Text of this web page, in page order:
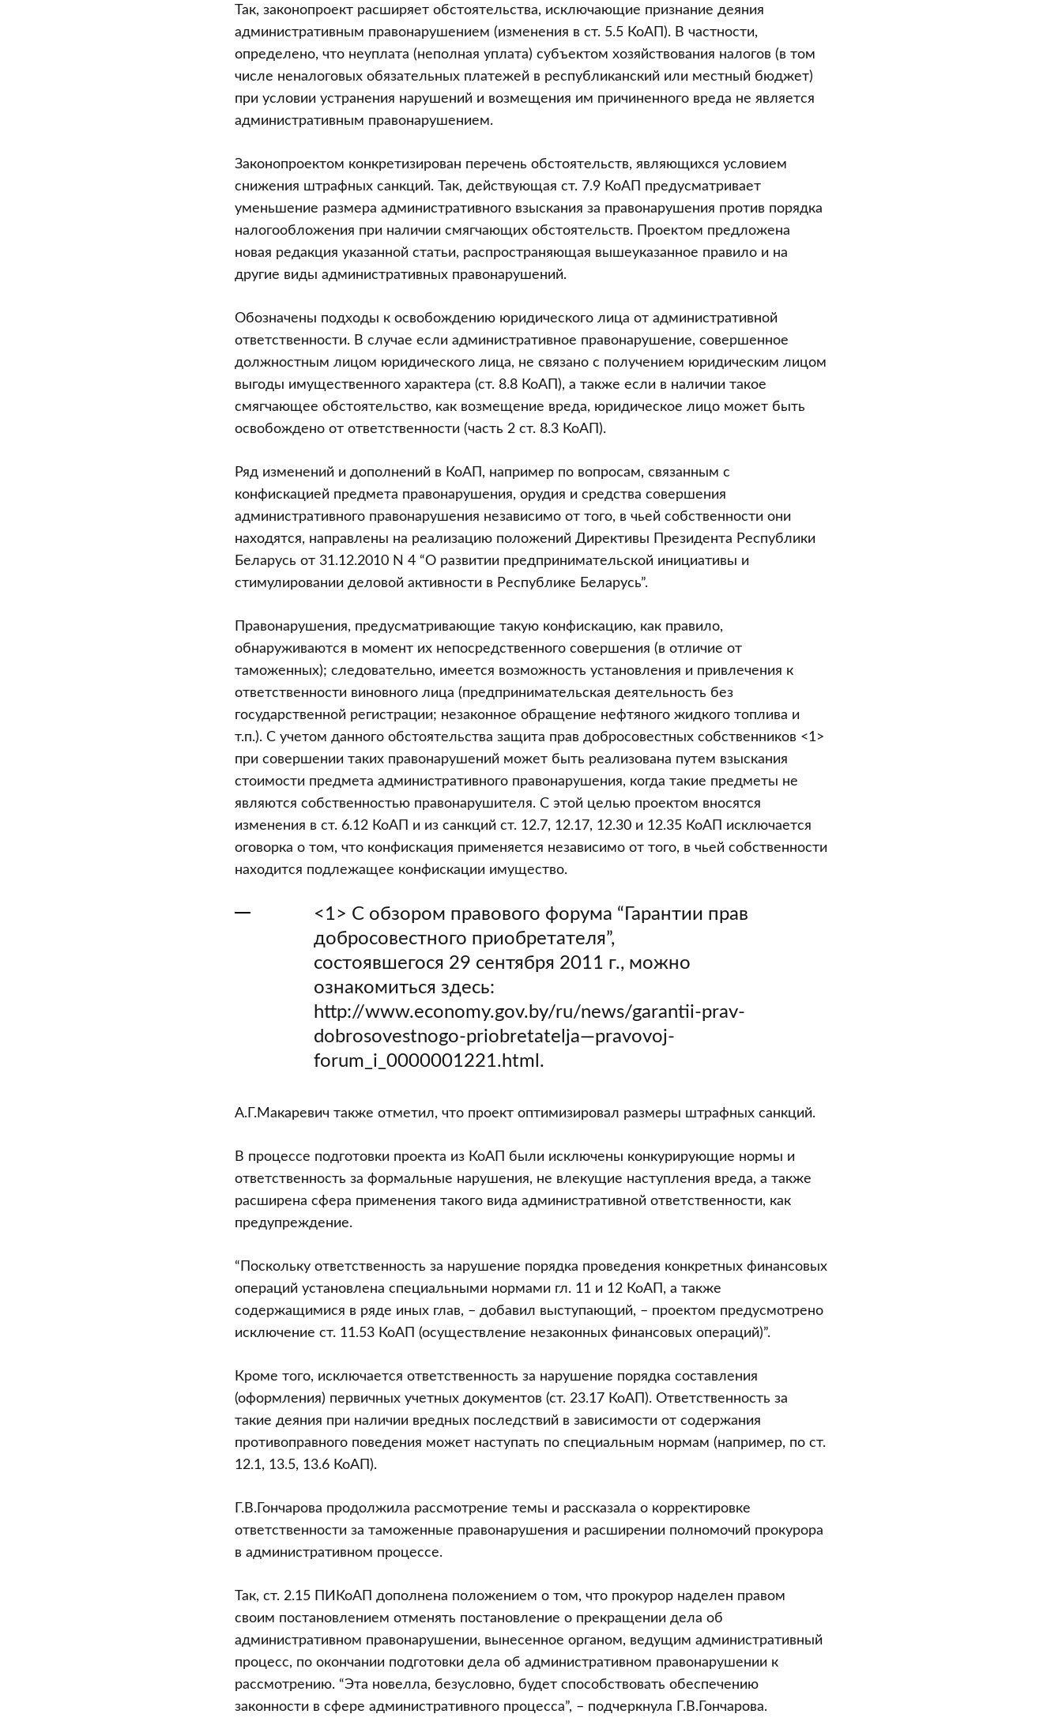
Так, законопроект расширяет обстоятельства, исключающие признание деяния
административным правонарушением (изменения в ст. 5.5 КоАП). В частности,
определено, что неуплата (неполная уплата) субъектом хозяйствования налогов (в том
числе неналоговых обязательных платежей в республиканский или местный бюджет)
при условии устранения нарушений и возмещения им причиненного вреда не является
административным правонарушением.
Законопроектом конкретизирован перечень обстоятельств, являющихся условием
снижения штрафных санкций. Так, действующая ст. 7.9 КоАП предусматривает
уменьшение размера административного взыскания за правонарушения против порядка
налогообложения при наличии смягчающих обстоятельств. Проектом предложена
новая редакция указанной статьи, распространяющая вышеуказанное правило и на
другие виды административных правонарушений.
Обозначены подходы к освобождению юридического лица от административной
ответственности. В случае если административное правонарушение, совершенное
должностным лицом юридического лица, не связано с получением юридическим лицом
выгоды имущественного характера (ст. 8.8 КоАП), а также если в наличии такое
смягчающее обстоятельство, как возмещение вреда, юридическое лицо может быть
освобождено от ответственности (часть 2 ст. 8.3 КоАП).
Ряд изменений и дополнений в КоАП, например по вопросам, связанным с
конфискацией предмета правонарушения, орудия и средства совершения
административного правонарушения независимо от того, в чьей собственности они
находятся, направлены на реализацию положений Директивы Президента Республики
Беларусь от 31.12.2010 N 4 “О развитии предпринимательской инициативы и
стимулировании деловой активности в Республике Беларусь”.
Правонарушения, предусматривающие такую конфискацию, как правило,
обнаруживаются в момент их непосредственного совершения (в отличие от
таможенных); следовательно, имеется возможность установления и привлечения к
ответственности виновного лица (предпринимательская деятельность без
государственной регистрации; незаконное обращение нефтяного жидкого топлива и
т.п.). С учетом данного обстоятельства защита прав добросовестных собственников <1>
при совершении таких правонарушений может быть реализована путем взыскания
стоимости предмета административного правонарушения, когда такие предметы не
являются собственностью правонарушителя. С этой целью проектом вносятся
изменения в ст. 6.12 КоАП и из санкций ст. 12.7, 12.17, 12.30 и 12.35 КоАП исключается
оговорка о том, что конфискация применяется независимо от того, в чьей собственности
находится подлежащее конфискации имущество.
<1> С обзором правового форума “Гарантии прав
добросовестного приобретателя”,
состоявшегося 29 сентября 2011 г., можно
ознакомиться здесь:
http://www.economy.gov.by/ru/news/garantii-prav-
dobrosovestnogo-priobretatelja—pravovoj-
forum_i_0000001221.html.
А.Г.Макаревич также отметил, что проект оптимизировал размеры штрафных санкций.
В процессе подготовки проекта из КоАП были исключены конкурирующие нормы и
ответственность за формальные нарушения, не влекущие наступления вреда, а также
расширена сфера применения такого вида административной ответственности, как
предупреждение.
“Поскольку ответственность за нарушение порядка проведения конкретных финансовых
операций установлена специальными нормами гл. 11 и 12 КоАП, а также
содержащимися в ряде иных глав, – добавил выступающий, – проектом предусмотрено
исключение ст. 11.53 КоАП (осуществление незаконных финансовых операций)”.
Кроме того, исключается ответственность за нарушение порядка составления
(оформления) первичных учетных документов (ст. 23.17 КоАП). Ответственность за
такие деяния при наличии вредных последствий в зависимости от содержания
противоправного поведения может наступать по специальным нормам (например, по ст.
12.1, 13.5, 13.6 КоАП).
Г.В.Гончарова продолжила рассмотрение темы и рассказала о корректировке
ответственности за таможенные правонарушения и расширении полномочий прокурора
в административном процессе.
Так, ст. 2.15 ПИКоАП дополнена положением о том, что прокурор наделен правом
своим постановлением отменять постановление о прекращении дела об
административном правонарушении, вынесенное органом, ведущим административный
процесс, по окончании подготовки дела об административном правонарушении к
рассмотрению. “Эта новелла, безусловно, будет способствовать обеспечению
законности в сфере административного процесса”, – подчеркнула Г.В.Гончарова.